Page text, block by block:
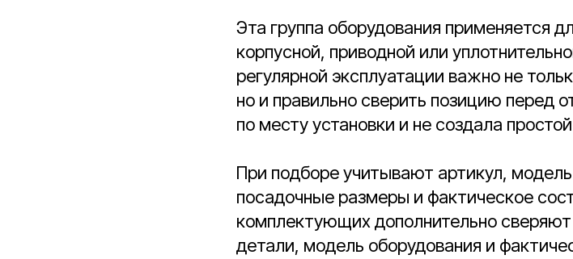
Эта группа оборудования применяется
корпусной, приводной или
регулярной эксплуатации важно не
но и правильно сверить позицию перед
по месту установки и не создала
При подборе учитывают артикул,
посадочные размеры и фактическое
комплектующих дополнительно
детали, модель оборудования и